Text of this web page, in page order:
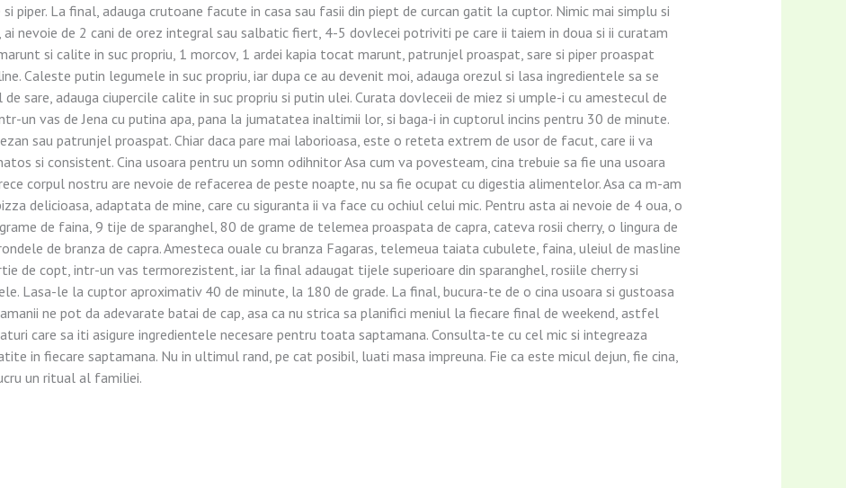
piper. La final, adauga crutoane facute in casa sau fasii din piept de curcan gatit la cuptor. Nimic mai simplu si
nevoie de 2 cani de orez integral sau salbatic fiert, 4-5 dovlecei potriviti pe care ii taiem in doua si ii curatam
si calite in suc propriu, 1 morcov, 1 ardei kapia tocat marunt, patrunjel proaspat, sare si piper proaspat
Caleste putin legumele in suc propriu, iar dupa ce au devenit moi, adauga orezul si lasa ingredientele sa se
sare, adauga ciupercile calite in suc propriu si putin ulei. Curata dovleceii de miez si umple-i cu amestecul de
un vas de Jena cu putina apa, pana la jumatatea inaltimii lor, si baga-i in cuptorul incins pentru 30 de minute.
sau patrunjel proaspat. Chiar daca pare mai laborioasa, este o reteta extrem de usor de facut, care ii va
si consistent. Cina usoara pentru un somn odihnitor Asa cum va povesteam, cina trebuie sa fie una usoara
corpul nostru are nevoie de refacerea de peste noapte, nu sa fie ocupat cu digestia alimentelor. Asa ca m-am
delicioasa, adaptata de mine, care cu siguranta ii va face cu ochiul celui mic. Pentru asta ai nevoie de 4 oua, o
de faina, 9 tije de sparanghel, 80 de grame de telemea proaspata de capra, cateva rosii cherry, o lingura de
de branza de capra. Amesteca ouale cu branza Fagaras, telemeua taiata cubulete, faina, uleiul de masline
de copt, intr-un vas termorezistent, iar la final adaugat tijele superioare din sparanghel, rosiile cherry si
Lasa-le la cuptor aproximativ 40 de minute, la 180 de grade. La final, bucura-te de o cina usoara si gustoasa
ne pot da adevarate batai de cap, asa ca nu strica sa planifici meniul la fiecare final de weekend, astfel
care sa iti asigure ingredientele necesare pentru toata saptamana. Consulta-te cu cel mic si integreaza
in fiecare saptamana. Nu in ultimul rand, pe cat posibil, luati masa impreuna. Fie ca este micul dejun, fie cina,
un ritual al familiei.